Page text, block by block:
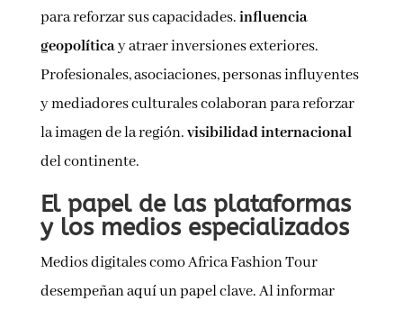
para reforzar sus capacidades.influencia
geopolíticay atraer inversiones exteriores.
Profesionales, asociaciones, personas influyentes
y mediadores culturales colaboran para reforzar
la imagen de la región.visibilidad internacional
del continente.
El papel de las plataformas
y los medios especializados
Medios digitales como Africa Fashion Tour
desempeñan aquí un papel clave. Al informar